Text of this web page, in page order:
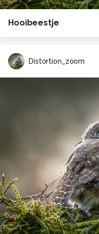
Hooibeestje
Distortion_zoom